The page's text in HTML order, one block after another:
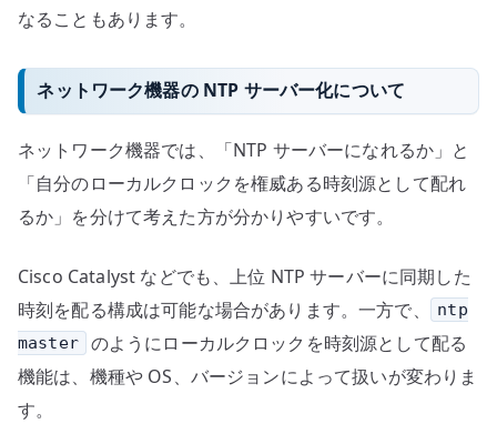
なることもあります。
ネットワーク機器の NTP サーバー化について
ネットワーク機器では、「NTP サーバーになれるか」と
「自分のローカルクロックを権威ある時刻源として配れ
るか」を分けて考えた方が分かりやすいです。
Cisco Catalyst などでも、上位 NTP サーバーに同期した
時刻を配る構成は可能な場合があります。一方で、
ntp
master
のようにローカルクロックを時刻源として配る
機能は、機種や OS、バージョンによって扱いが変わりま
す。